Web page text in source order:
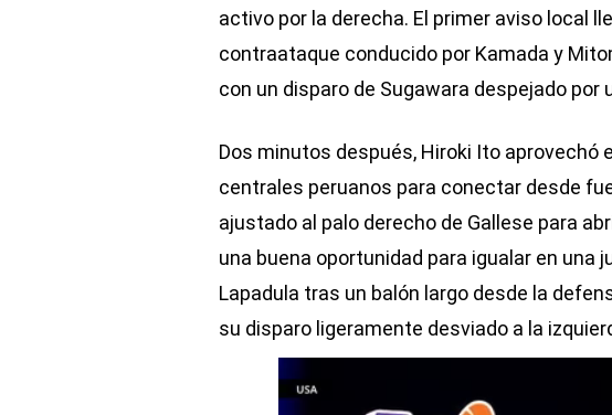
activo por la derecha. El primer aviso local
contraataque conducido por Kamada y
con un disparo de Sugawara despejado por
Dos minutos después, Hiroki Ito aprovechó
centrales peruanos para conectar desde
ajustado al palo derecho de Gallese para
una buena oportunidad para igualar en una
Lapadula tras un balón largo desde la
su disparo ligeramente desviado a la